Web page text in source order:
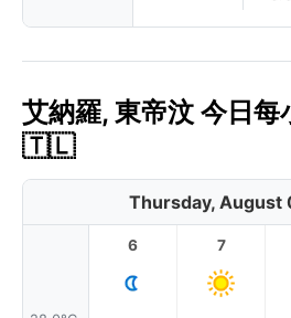
艾納羅, 東帝汶 今日每
🇹🇱
Thursday, August
6 7